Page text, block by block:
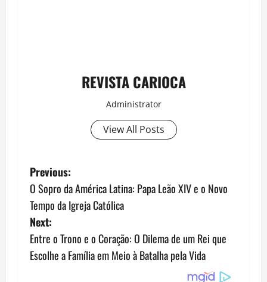
REVISTA CARIOCA
Administrator
View All Posts
P
o
s
t
Previous:
O Sopro da América Latina: Papa Leão XIV e o Novo
Tempo da Igreja Católica
Next:
Entre o Trono e o Coração: O Dilema de um Rei que
Escolhe a Família em Meio à Batalha pela Vida